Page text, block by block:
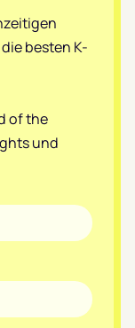
besten K-
of the
und